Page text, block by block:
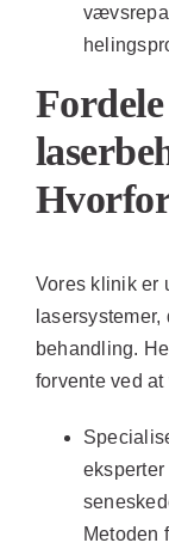
Vores klinik er
behandling.
forvente ved
Metoden